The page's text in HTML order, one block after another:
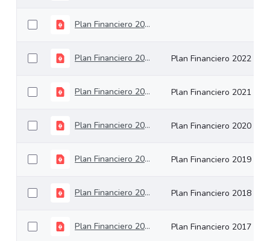
Plan Financiero 2024
Plan Financiero 2022 Plan Financiero 2022
Plan Financiero 2021 Plan Financiero 2021
Plan Financiero 2020 Plan Financiero 2020
Plan Financiero 2019 Plan Financiero 2019
Plan Financiero 2018 Plan Financiero 2018
Plan Financiero 2017 Plan Financiero 2017